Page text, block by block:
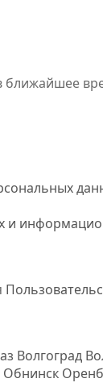
ближайшее
и
Волгоград
Обнинск